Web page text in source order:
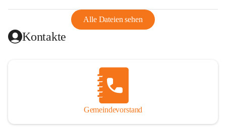
Alle Dateien sehen
Kontakte
Gemeindevorstand